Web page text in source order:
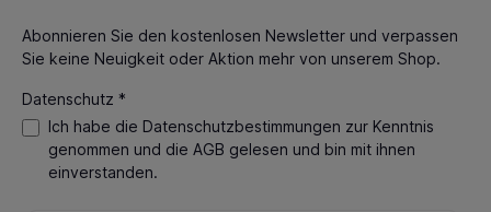
Abonnieren Sie den kostenlosen Newsletter und verpassen
Sie keine Neuigkeit oder Aktion mehr von unserem Shop.
Datenschutz *
Ich habe die Datenschutzbestimmungen zur Kenntnis
genommen und die AGB gelesen und bin mit ihnen
einverstanden.